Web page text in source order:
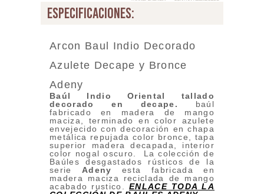
especificaciones:
Arcon Baul Indio Decorado
Azulete Decape y Bronce
Adeny
Baúl Indio Oriental tallado
decorado en decape.
baúl
fabricado en madera de mango
maciza, terminado en color azulete
envejecido con decoración en chapa
metálica repujada color bronce, tapa
superior madera decapada, interior
color nogal oscuro. La colección de
Baúles desgastados rústicos de la
serieAdeny
esta fabricada en
madera maciza reciclada de mango
acabado rustico. ENLACE TODA LA